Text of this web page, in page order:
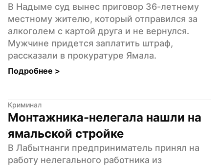
В Надыме суд вынес приговор 36-летнему
местному жителю, который отправился за
алкоголем с картой друга и не вернулся.
Мужчине придется заплатить штраф,
рассказали в прокуратуре Ямала.
Подробнее >
Криминал
Монтажника-нелегала нашли на
ямальской стройке
В Лабытнанги предприниматель принял на
работу нелегального работника из